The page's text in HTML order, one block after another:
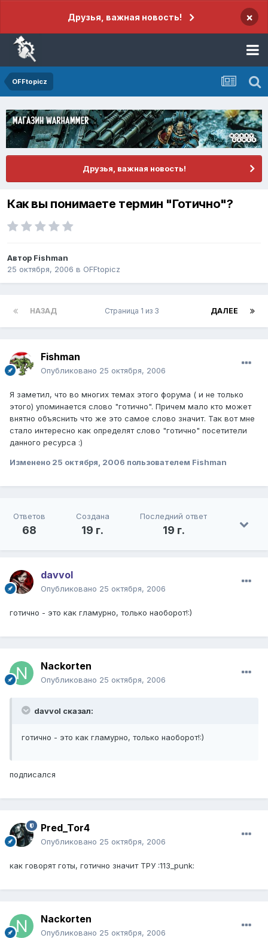
Друзья, важная новость! ×
OFFtopicz
Друзья, важная новость!
Как вы понимаете термин "Готично"?
Автор Fishman
25 октября, 2006 в OFFtopicz
НАЗАД ДАЛЕЕ
Страница 1 из 3
Fishman
Опубликовано 25 октября, 2006
Я заметил, что во многих темах этого форума ( и не только
этого) упоминается слово "готично". Причем мало кто может
внятно объяснить что же это самое слово значит. Так вот мне
стало интересно как определят слово "готично" посетители
данного ресурса :)
Изменено 25 октября, 2006 пользователем Fishman
Ответов
68
Создана
19 г.
Последний ответ
19 г.
davvol
Опубликовано 25 октября, 2006
готично - это как гламурно, только наоборот!:)
Nackorten
Опубликовано 25 октября, 2006
davvol сказал:
готично - это как гламурно, только наоборот!:)
подписался
Pred_Tor4
Опубликовано 25 октября, 2006
как говорят готы, готично значит ТРУ :113_punk:
Nackorten
Опубликовано 25 октября, 2006